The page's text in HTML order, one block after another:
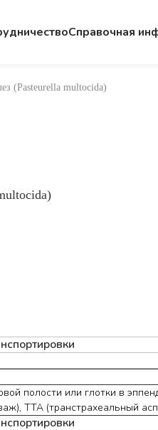
Cправочная
(Pasteurella multocida)
полости или глотки в
ТТА (транстрахеальный